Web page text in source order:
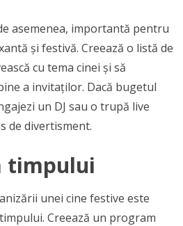
asemenea, importantă pentru
și festivă. Creează o listă de
cu tema cinei și să
a invitaților. Dacă bugetul
un DJ sau o trupă live
de divertisment.
timpului
unei cine festive este
Creează un program